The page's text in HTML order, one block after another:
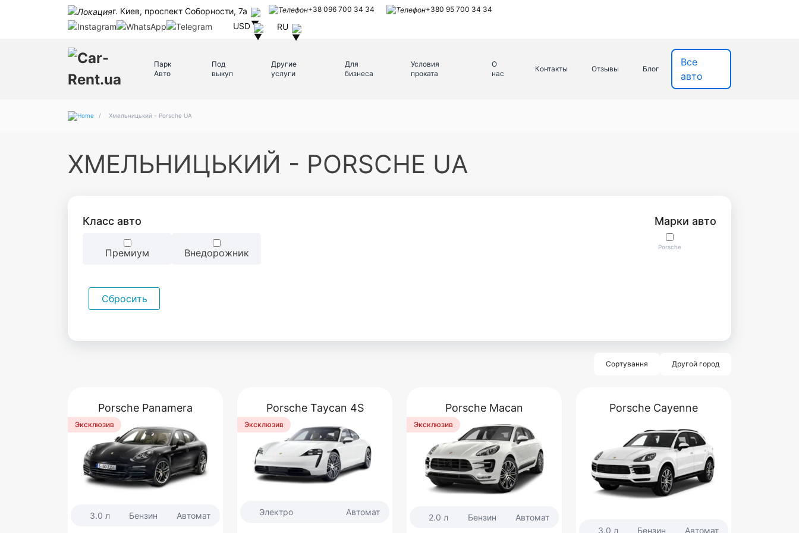
г. Киев, проспект Соборности, 7а +38 096 700 34 34 +380 95 700 34 34
USD RU
Парк
Авто
Под
выкуп
Другие
услуги
Для
бизнеса
Условия
проката
О
нас
Контакты Отзывы Блог
Все
авто
/ Хмельницький - Porsche UA
ХМЕЛЬНИЦЬКИЙ - PORSCHE UA
Класc авто
Внедорожник
Премиум
Марки авто
Porsche
Сбросить
Сортування Другой город
Эксклюзив
Porsche Panamera
3.0 л Бензин Автомат
Эксклюзив
Porsche Taycan 4S
Электро Автомат
Эксклюзив
Porsche Macan
2.0 л Бензин Автомат
Porsche Cayenne
3.0 л Бензин Автомат